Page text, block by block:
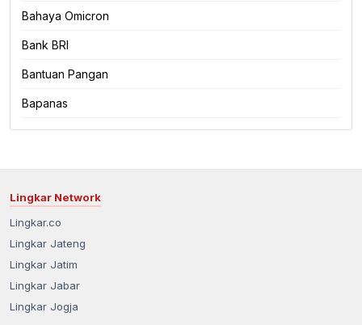
Bahaya Omicron
Bank BRI
Bantuan Pangan
Bapanas
Lingkar Network
Lingkar.co
Lingkar Jateng
Lingkar Jatim
Lingkar Jabar
Lingkar Jogja